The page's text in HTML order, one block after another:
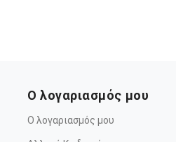
Ο λογαριασμός μου
Ο λογαριασμός μου